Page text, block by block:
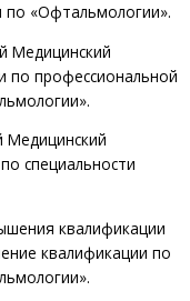
по «Офтальмологии».
Медицинский
по профессиональной
Медицинский
специальности
квалификации
квалификации по